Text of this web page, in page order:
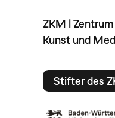
ZKM |
Kunst und
Stifter des